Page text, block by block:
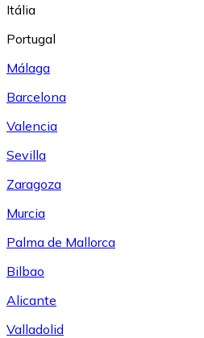
Itália
Portugal
Málaga
Barcelona
Valencia
Sevilla
Zaragoza
Murcia
Palma de Mallorca
Bilbao
Alicante
Valladolid